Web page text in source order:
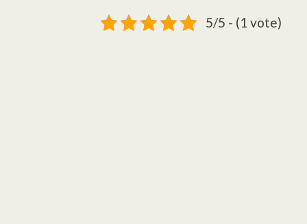
5/5 - (1 vote)